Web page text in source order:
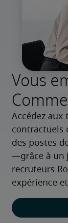
Vous
Accédez aux
contractuels
des postes
—grâce à un
recruteurs
expérience